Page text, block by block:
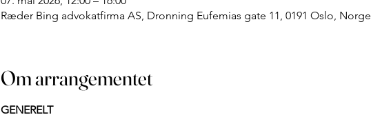
Ræder Bing advokatfirma AS, Dronning Eufemias gate 11, 0191 Oslo, Norge
Om arrangementet
GENERELT